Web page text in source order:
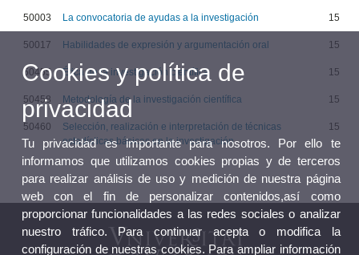
50003 La convocatoria de ayudas a la investigación 15
50017 Habilidades de expresión y argumentación oral 15
50455 Ética de la investigación científica 15
50458 Metodología de la investigación científica 15
50460
Selección, realización e interpretación de técnicas
estadísticas básicas en la investigación
15
Cookies y política de
privacidad
Tu privacidad es importante para nosotros. Por ello te
informamos que utilizamos cookies propias y de terceros
para realizar análisis de uso y medición de nuestra página
web con el fin de personalizar contenidos,así como
proporcionar funcionalidades a las redes sociales o analizar
nuestro tráfico. Para continuar acepta o modifica la
configuración de nuestras cookies. Para ampliar información